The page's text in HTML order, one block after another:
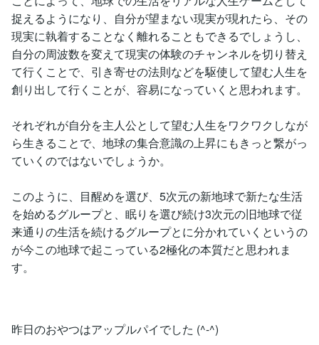
捉えるようになり、自分が望まない現実が現れたら、その
現実に執着することなく離れることもできるでしょうし、
自分の周波数を変えて現実の体験のチャンネルを切り替え
て行くことで、引き寄せの法則などを駆使して望む人生を
創り出して行くことが、容易になっていくと思われます。
それぞれが自分を主人公として望む人生をワクワクしなが
ら生きることで、地球の集合意識の上昇にもきっと繋がっ
ていくのではないでしょうか。
このように、目醒めを選び、5次元の新地球で新たな生活
を始めるグループと、眠りを選び続け3次元の旧地球で従
来通りの生活を続けるグループとに分かれていくというの
が今この地球で起こっている2極化の本質だと思われま
す。
昨日のおやつはアップルパイでした (^-^)